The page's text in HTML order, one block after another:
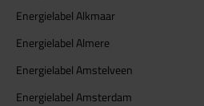
Energielabel Alkmaar
Energielabel Almere
Energielabel Amstelveen
Energielabel Amsterdam